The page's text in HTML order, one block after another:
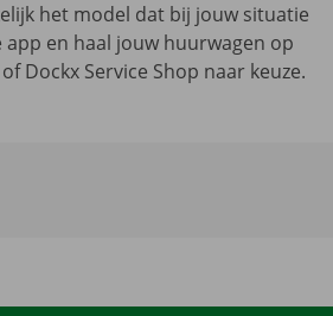
het model dat bij jouw situatie
app en haal jouw huurwagen op
Dockx Service Shop naar keuze.